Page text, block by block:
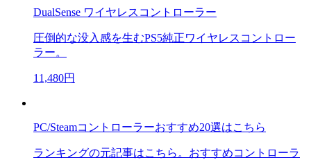
DualSense ワイヤレスコントローラー
圧倒的な没入感を生むPS5純正ワイヤレスコントロー
ラー。
11,480円
PC/Steamコントローラーおすすめ20選はこちら
ランキングの元記事はこちら。おすすめコントローラ